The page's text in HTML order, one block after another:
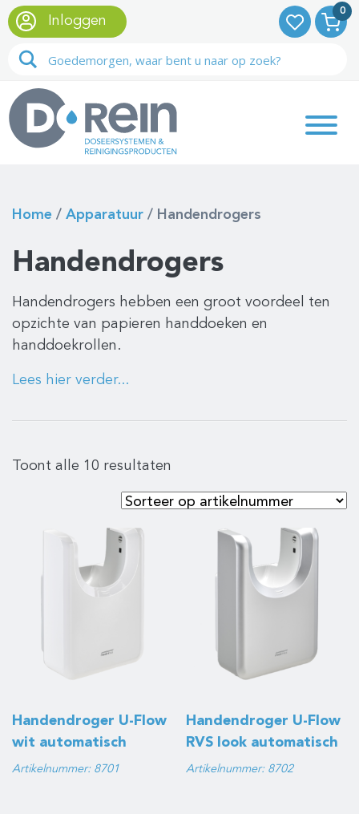
0
Inloggen
Home / Apparatuur / Handendrogers
Handendrogers
Handendrogers hebben een groot voordeel ten
opzichte van papieren handdoeken en
handdoekrollen.
Lees hier verder...
Toont alle 10 resultaten
Handendroger U-Flow
wit automatisch
Artikelnummer: 8701
Handendroger U-Flow
RVS look automatisch
Artikelnummer: 8702